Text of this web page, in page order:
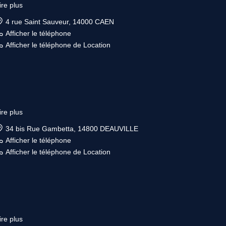
plus
4 rue Saint Sauveur, 14000 CAEN
Afficher le téléphone
Afficher le téléphone de Location
plus
34 bis Rue Gambetta, 14800 DEAUVILLE
Afficher le téléphone
Afficher le téléphone de Location
plus